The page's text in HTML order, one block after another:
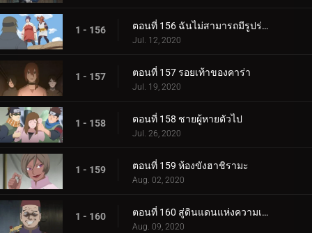
1 - 156 ตอนที่ 156 ฉันไม่สามารถมีรูปร่างผอมเพรียวได้
Jul. 12, 2020
1 - 157 ตอนที่ 157 รอยเท้าของคาร่า
Jul. 19, 2020
1 - 158 ตอนที่ 158 ชายผู้หายตัวไป
Jul. 26, 2020
1 - 159 ตอนที่ 159 ห้องขังฮาชิรามะ
Aug. 02, 2020
1 - 160 ตอนที่ 160 สู่ดินแดนแห่งความเงียบงัน
Aug. 09, 2020